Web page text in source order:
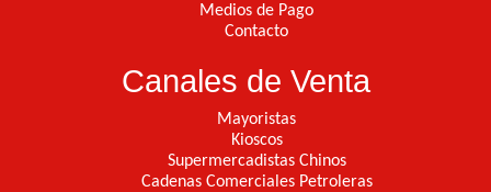
Medios de Pago
Contacto
Canales de Venta
Mayoristas
Kioscos
Supermercadistas Chinos
Cadenas Comerciales Petroleras